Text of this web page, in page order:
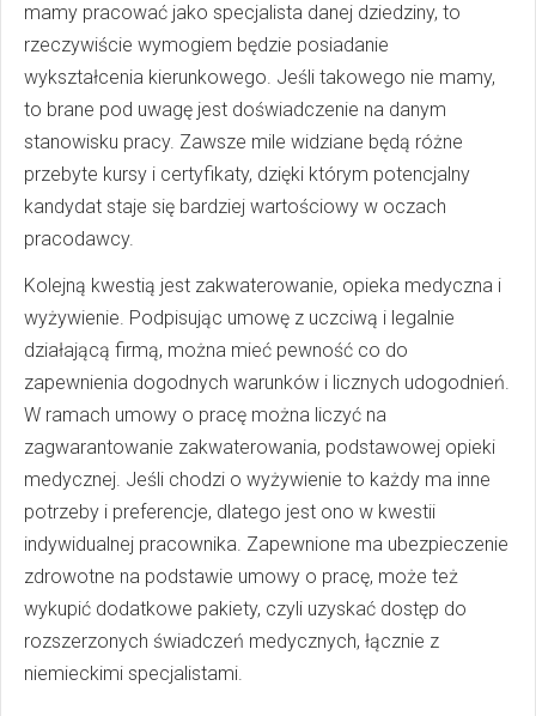
mamy pracować jako specjalista danej dziedziny, to
rzeczywiście wymogiem będzie posiadanie
wykształcenia kierunkowego. Jeśli takowego nie mamy,
to brane pod uwagę jest doświadczenie na danym
stanowisku pracy. Zawsze mile widziane będą różne
przebyte kursy i certyfikaty, dzięki którym potencjalny
kandydat staje się bardziej wartościowy w oczach
pracodawcy.
Kolejną kwestią jest zakwaterowanie, opieka medyczna i
wyżywienie. Podpisując umowę z uczciwą i legalnie
działającą firmą, można mieć pewność co do
zapewnienia dogodnych warunków i licznych udogodnień.
W ramach umowy o pracę można liczyć na
zagwarantowanie zakwaterowania, podstawowej opieki
medycznej. Jeśli chodzi o wyżywienie to każdy ma inne
potrzeby i preferencje, dlatego jest ono w kwestii
indywidualnej pracownika. Zapewnione ma ubezpieczenie
zdrowotne na podstawie umowy o pracę, może też
wykupić dodatkowe pakiety, czyli uzyskać dostęp do
rozszerzonych świadczeń medycznych, łącznie z
niemieckimi specjalistami.